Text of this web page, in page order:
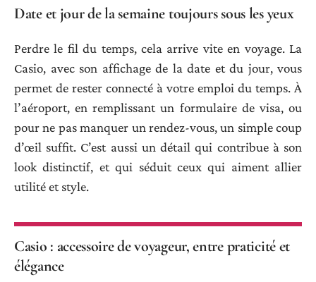
Date et jour de la semaine toujours sous les yeux
Perdre le fil du temps, cela arrive vite en voyage. La
Casio, avec son affichage de la date et du jour, vous
permet de rester connecté à votre emploi du temps. À
l’aéroport, en remplissant un formulaire de visa, ou
pour ne pas manquer un rendez-vous, un simple coup
d’œil suffit. C’est aussi un détail qui contribue à son
look distinctif, et qui séduit ceux qui aiment allier
utilité et style.
Casio : accessoire de voyageur, entre praticité et
élégance